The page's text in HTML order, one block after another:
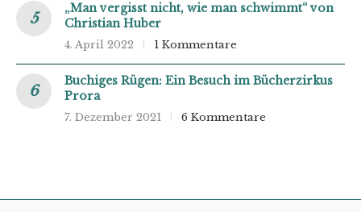
„Man vergisst nicht, wie man schwimmt“ von
Christian Huber
4. April 2022 1 Kommentare
Buchiges Rügen: Ein Besuch im Bücherzirkus
Prora
7. Dezember 2021 6 Kommentare